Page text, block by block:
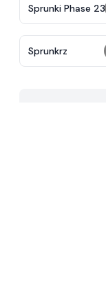
Sprunki Phase 23
Sprunkrz